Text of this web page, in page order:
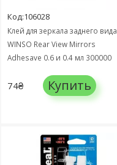
Код:106028
Клей для зеркала заднего вида
WINSO Rear View Mirrors
Adhesave 0.6 и 0.4 мл 300000
74₴ Купить